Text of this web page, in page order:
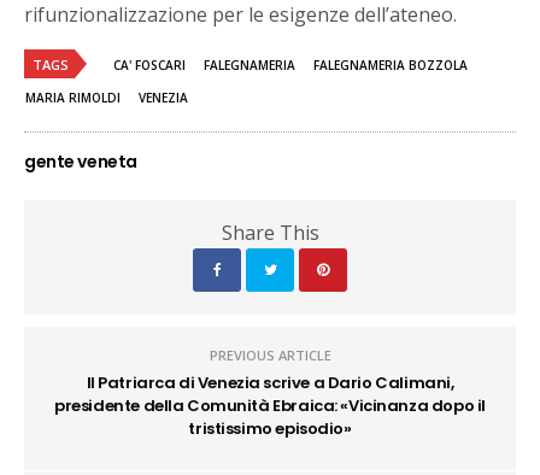
rifunzionalizzazione per le esigenze dell’ateneo.
TAGS CA' FOSCARI FALEGNAMERIA
FALEGNAMERIA BOZZOLA
MARIA RIMOLDI
VENEZIA
gente veneta
Share This
PREVIOUS ARTICLE
Il Patriarca di Venezia scrive a Dario Calimani,
presidente della Comunità Ebraica: «Vicinanza dopo il
tristissimo episodio»